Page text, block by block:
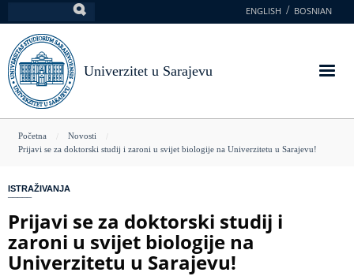
na
glavni
sadržaj
ENGLISH BOSNIAN
Univerzitet u Sarajevu
You
here
Početna
Novosti
Prijavi se za doktorski studij i zaroni u svijet biologije na Univerzitetu u Sarajevu!
ISTRAŽIVANJA
Prijavi se za doktorski studij i
zaroni u svijet biologije na
Univerzitetu u Sarajevu!